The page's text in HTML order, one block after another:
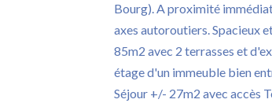
Bourg). A proximité
axes autoroutiers. Spacieux
85m2 avec 2 terrasses et
étage d'un immeuble bien
Séjour +/- 27m2 avec accès